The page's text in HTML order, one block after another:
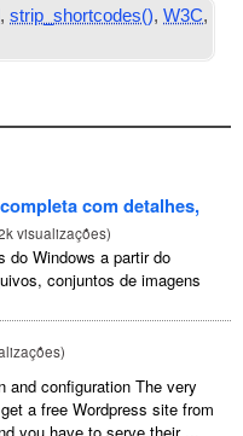
,strip_shortcodes(),W3C,
com detalhes,
visualizações)
do Windows a partir do
conjuntos de imagens
)
and configuration The very
a free Wordpress site from
you have to serve their...